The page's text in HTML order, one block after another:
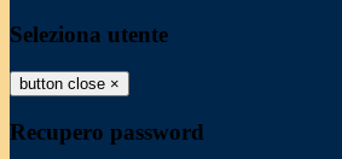
Seleziona utente
button close ×
Recupero password